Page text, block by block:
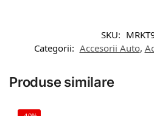
SKU:
Categorii: Accesorii Auto,
Produse similare